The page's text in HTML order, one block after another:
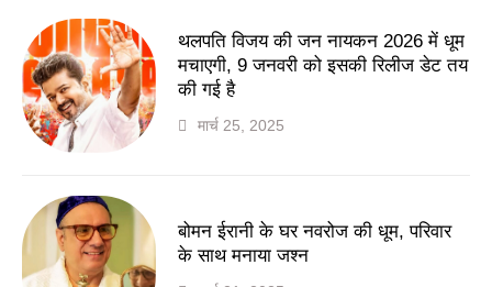
थलपति विजय की जन नायकन 2026 में धूम
मचाएगी, 9 जनवरी को इसकी रिलीज डेट तय
की गई है
मार्च 25, 2025
बोमन ईरानी के घर नवरोज की धूम, परिवार
के साथ मनाया जश्न